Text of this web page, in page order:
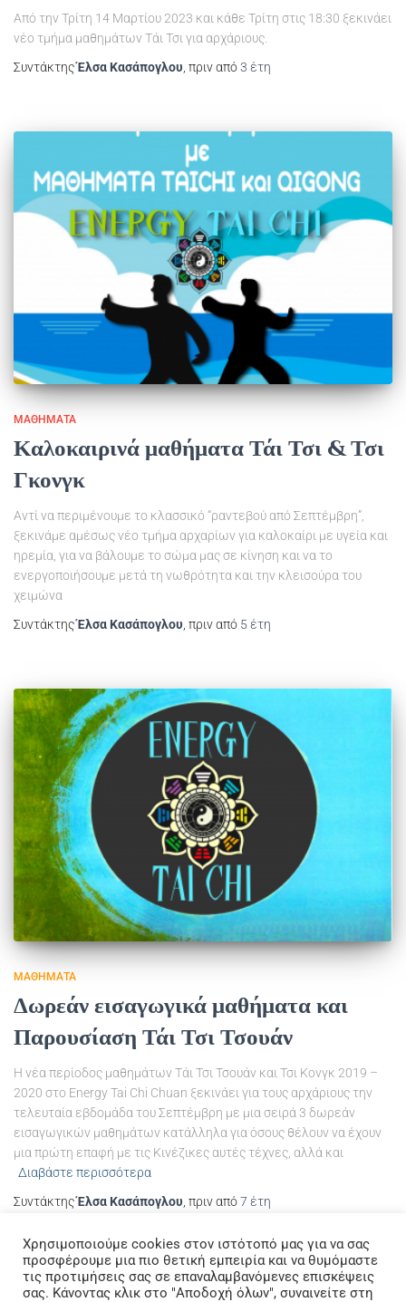
Από την Τρίτη 14 Μαρτίου 2023 και κάθε Τρίτη στις 18:30 ξεκινάει
νέο τμήμα μαθημάτων Τάι Τσι για αρχάριους.
ΣυντάκτηςΈλσα Κασάπογλου, πριν από3 έτη
ΜΑΘΉΜΑΤΑ
Καλοκαιρινά μαθήματα Τάι Τσι & Τσι
Γκονγκ
Αντί να περιμένουμε το κλασσικό “ραντεβού από Σεπτέμβρη”,
ξεκινάμε αμέσως νέο τμήμα αρχαρίων για καλοκαίρι με υγεία και
ηρεμία, για να βάλουμε το σώμα μας σε κίνηση και να το
ενεργοποιήσουμε μετά τη νωθρότητα και την κλεισούρα του
χειμώνα
ΣυντάκτηςΈλσα Κασάπογλου , πριν από 5 έτη
ΜΑΘΉΜΑΤΑ
Δωρεάν εισαγωγικά μαθήματα και
Παρουσίαση Τάι Τσι Τσουάν
Η νέα περίοδος μαθημάτων Τάι Τσι Τσουάν και Τσι Κονγκ 2019 –
2020 στο Energy Tai Chi Chuan ξεκινάει για τους αρχάριους την
τελευταία εβδομάδα του Σεπτέμβρη με μια σειρά 3 δωρεάν
εισαγωγικών μαθημάτων κατάλληλα για όσους θέλουν να έχουν
μια πρώτη επαφή με τις Κινέζικες αυτές τέχνες, αλλά και
Διαβάστε περισσότερα
ΣυντάκτηςΈλσα Κασάπογλου , πριν από7 έτη
Χρησιμοποιούμε cookies στον ιστότοπό μας για να σας
προσφέρουμε μια πιο θετική εμπειρία και να θυμόμαστε
τις προτιμήσεις σας σε επαναλαμβανόμενες επισκέψεις
σας. Κάνοντας κλικ στο "Αποδοχή όλων", συναινείτε στη